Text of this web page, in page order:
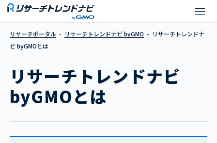
リサーチトレンドナビ byGMOと
リサーチポータル リサーチトレンドナビ byGMO
リサーチトレンドナ
ビ byGMOとは
リサーチトレンドナビ
byGMOとは